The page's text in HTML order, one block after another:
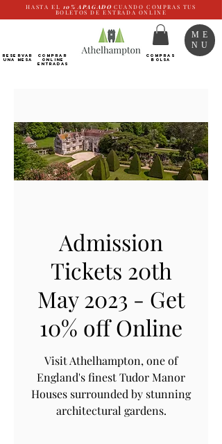
HASTA EL 10% APAGADO CUANDO COMPRAS TUS
BOLETOS DE ENTRADA ONLINE
RESERVAR
UNA MESA
Comprar
ONLINE
Entradas
COMPRAS
BOLSA
ME
NU
Admission
Tickets 20th
May 2023 - Get
10% off Online
Visit Athelhampton, one of
England's finest Tudor Manor
Houses surrounded by stunning
architectural gardens.